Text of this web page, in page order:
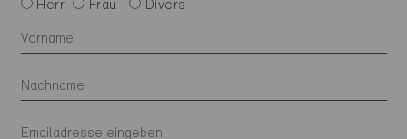
Herr
Frau Divers